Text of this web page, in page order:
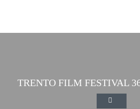
TRENTO FILM FESTIVAL